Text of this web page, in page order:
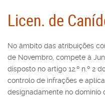
Licen. de
No âmbito das atribuições
de Novembro, compete à
disposto no artigo 12.º n.º 2
controlo de infrações e
designadamente no domínio